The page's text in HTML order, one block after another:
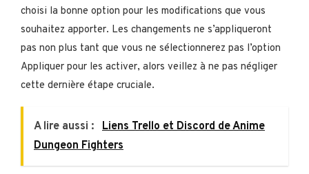
choisi la bonne option pour les modifications que vous
souhaitez apporter. Les changements ne s’appliqueront
pas non plus tant que vous ne sélectionnerez pas l’option
Appliquer pour les activer, alors veillez à ne pas négliger
cette dernière étape cruciale.
A lire aussi :
Liens Trello et Discord de Anime
Dungeon Fighters